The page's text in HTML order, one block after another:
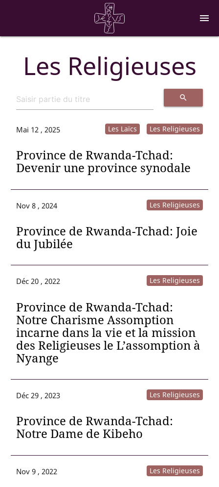
menu
Les Religieuses
search
Mai 12 , 2025 Les Religieuses
Les Laïcs
Province de Rwanda-Tchad:
Devenir une province synodale
Nov 8 , 2024 Les Religieuses
Province de Rwanda-Tchad: Joie
du Jubilée
Déc 20 , 2022 Les Religieuses
Province de Rwanda-Tchad:
Notre Charisme Assomption
incarne dans la vie et la mission
des Religieuses le L’assomption à
Nyange
Déc 29 , 2023 Les Religieuses
Province de Rwanda-Tchad:
Notre Dame de Kibeho
Nov 9 , 2022 Les Religieuses